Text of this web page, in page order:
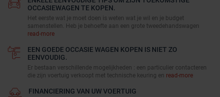
OCCASIEWAGEN TE KOPEN.
Het eerste wat je moet doen is weten wat je wil en je budget
samenstellen. Heb je behoefte aan een grote tweedehandswagen
read-more
EEN GOEDE OCCASIE WAGEN KOPEN IS NIET ZO
EENVOUDIG.
Er bestaan verschillende mogelijkheden : een particulier contacteren
die zijn voertuig verkoopt met technische keuring en read-more
FINANCIERING VAN UW VOERTUIG